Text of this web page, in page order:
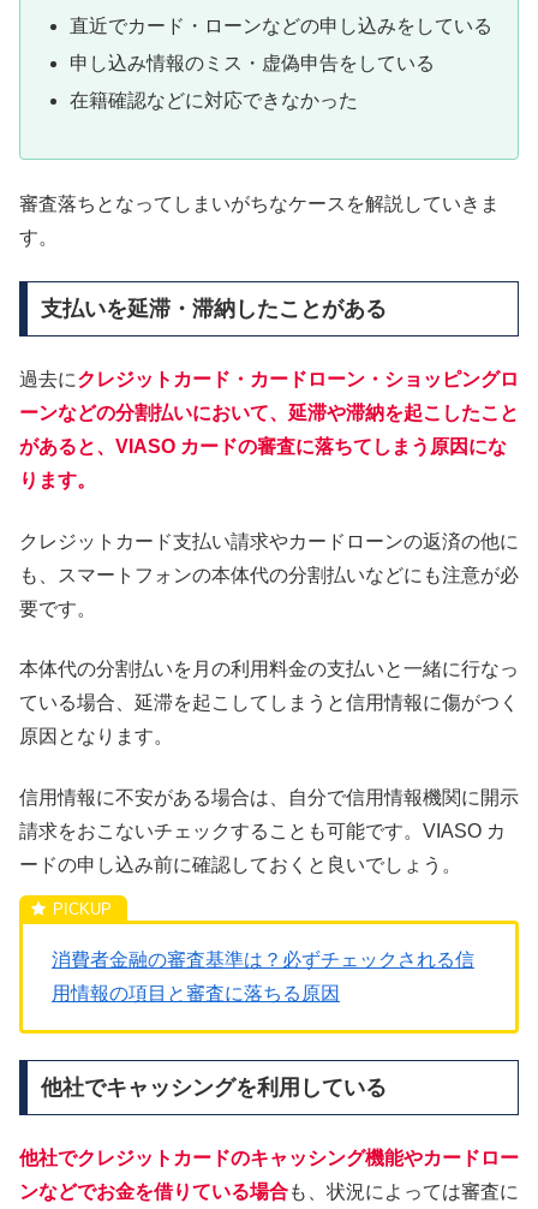
直近でカード・ローンなどの申し込みをしている
申し込み情報のミス・虚偽申告をしている
在籍確認などに対応できなかった
審査落ちとなってしまいがちなケースを解説していきま
す。
支払いを延滞・滞納したことがある
過去にクレジットカード・カードローン・ショッピングロ
ーンなどの分割払いにおいて、延滞や滞納を起こしたこと
があると、VIASO カードの審査に落ちてしまう原因にな
ります。
クレジットカード支払い請求やカードローンの返済の他に
も、スマートフォンの本体代の分割払いなどにも注意が必
要です。
本体代の分割払いを月の利用料金の支払いと一緒に行なっ
ている場合、延滞を起こしてしまうと信用情報に傷がつく
原因となります。
信用情報に不安がある場合は、自分で信用情報機関に開示
請求をおこないチェックすることも可能です。VIASO カ
ードの申し込み前に確認しておくと良いでしょう。
消費者金融の審査基準は？必ずチェックされる信
用情報の項目と審査に落ちる原因
他社でキャッシングを利用している
他社でクレジットカードのキャッシング機能やカードロー
ンなどでお金を借りている場合も、状況によっては審査に